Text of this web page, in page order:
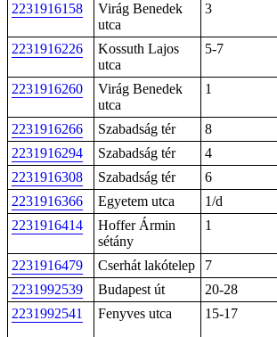
2231916158
Virág Benedek
utca
3
2231916226
Kossuth Lajos
utca
5-7
2231916260
Virág Benedek
utca
1
2231916266 Szabadság tér 8
2231916294
Szabadság tér 4
2231916308
Szabadság tér 6
2231916366
Egyetem utca 1/d
2231916414
Hoffer Ármin
sétány
1
2231916479 Cserhát lakótelep 7
2231992539
Budapest út 20-28
2231992541
Fenyves utca 15-17